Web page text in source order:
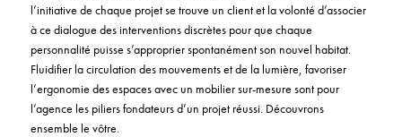
l’initiative de chaque projet se trouve un client et la volonté d’associer
à ce dialogue des interventions discrètes pour que chaque
personnalité puisse s’approprier spontanément son nouvel habitat.
Fluidifier la circulation des mouvements et de la lumière, favoriser
l’ergonomie des espaces avec un mobilier sur-mesure sont pour
l’agence les piliers fondateurs d’un projet réussi. Découvrons
ensemble le vôtre.